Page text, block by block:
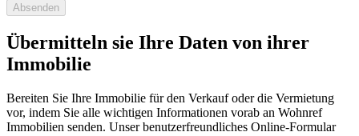
Absenden
Übermitteln sie Ihre Daten von ihrer
Immobilie
Bereiten Sie Ihre Immobilie für den Verkauf oder die Vermietung
vor, indem Sie alle wichtigen Informationen vorab an Wohnref
Immobilien senden. Unser benutzerfreundliches Online-Formular